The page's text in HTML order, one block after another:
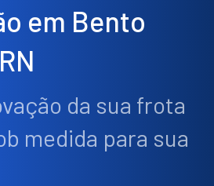
em Bento
da sua frota
medida para sua